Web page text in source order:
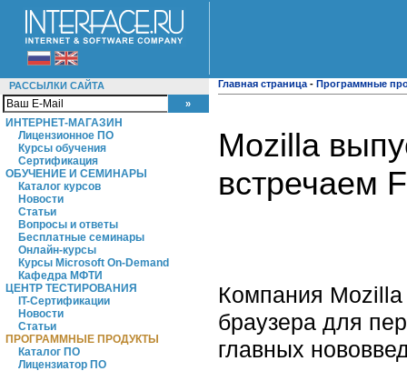
РАССЫЛКИ САЙТА
ИНТЕРНЕТ-МАГАЗИН
Лицензионное ПО
Курсы обучения
Сертификация
ОБУЧЕНИЕ И СЕМИНАРЫ
Каталог курсов
Новости
Статьи
Вопросы и ответы
Бесплатные семинары
Онлайн-курсы
Курсы Microsoft On-Demand
Кафедра МФТИ
ЦЕНТР ТЕСТИРОВАНИЯ
IT-Сертификации
Новости
Статьи
ПРОГРАММНЫЕ ПРОДУКТЫ
Каталог ПО
Лицензиатор ПО
Главная страница - Программные
Mozilla
встречаем
Компания
браузера для
главных